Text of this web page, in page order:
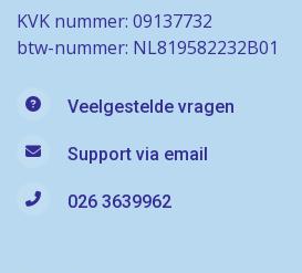
KVK nummer: 09137732
btw-nummer: NL819582232B01
Veelgestelde vragen
Support via email
026 3639962